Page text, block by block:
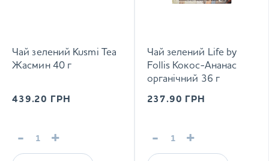
Чай зелений Kusmi Tea
Жасмин 40 г
439.20 ГРН
- +
Чай зелений Life by
Follis Кокос-Ананас
органічний 36 г
237.90 ГРН
- +